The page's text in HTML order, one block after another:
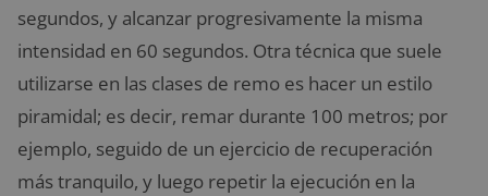
segundos, y alcanzar progresivamente la misma
intensidad en 60 segundos. Otra técnica que suele
utilizarse en las clases de remo es hacer un estilo
piramidal; es decir, remar durante 100 metros; por
ejemplo, seguido de un ejercicio de recuperación
más tranquilo, y luego repetir la ejecución en la